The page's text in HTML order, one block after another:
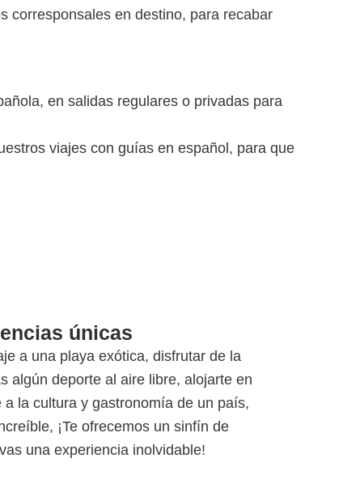
corresponsales en destino, para recabar
en salidas regulares o privadas para
viajes con guías en español, para que
únicas
a una playa exótica, disfrutar de la
algún deporte al aire libre, alojarte en
la cultura y gastronomía de un país,
¡Te ofrecemos un sinfín de
una experiencia inolvidable!